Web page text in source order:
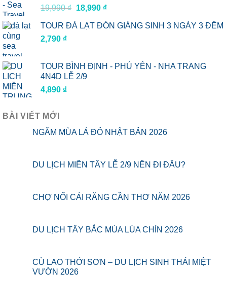
30,990 ₫.
19,990₫ Giá
là:
18,990 ₫Giá
tại
TOUR ĐÀ LẠT ĐÓN GIÁNG SINH 3 NGÀY 3 ĐÊM
2,790 ₫
TOUR BÌNH ĐỊNH - PHÚ YÊN - NHA TRANG
4N4D LỄ 2/9
4,890 ₫
BÀI VIẾT MỚI
NGẮM MÙA LÁ ĐỎ NHẬT BẢN 2026
DU LỊCH MIỀN TÂY LỄ 2/9 NÊN ĐI ĐÂU?
CHỢ NỔI CÁI RĂNG CẦN THƠ NĂM 2026
DU LỊCH TÂY BẮC MÙA LÚA CHÍN 2026
CÙ LAO THỚI SƠN – DU LỊCH SINH THÁI MIỆT
VƯỜN 2026